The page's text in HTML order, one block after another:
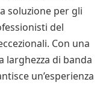
soluzione per gli
del
Con una
larghezza di banda
un’esperienza